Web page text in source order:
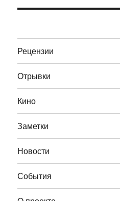
Рецензии
Отрывки
Кино
Заметки
Новости
События